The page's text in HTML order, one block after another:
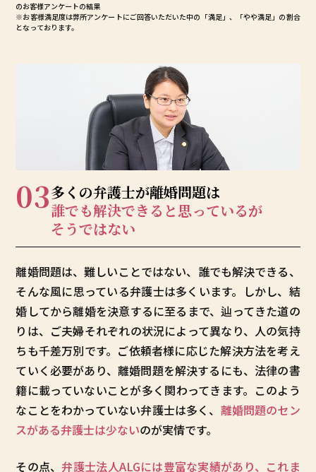
のお客様アンケートの結果
※お客様満足度は弊所アンケートにご回答いただいた中の「満足」、「やや満足」の割合
となっております。
03多くの弁護士が離婚問題は
誰でも解決できると思っているが
そうではない
離婚問題は、難しいことではない、誰でも解決できる、
そんな風に思っている弁護士は多くいます。しかし、結
婚してから離婚を決意するに至るまで、辿ってきた道の
りは、ご夫婦それぞれの状況によって異なり、人の気持
ちも千差万別です。ご依頼者様に応じた解決方法を考え
ていく必要があり、離婚問題を解決するにも、法律の書
籍に載っていないことが多く関わってきます。このよう
なことをわかっていない弁護士は多く、 離婚問題のセン
スがある弁護士は少ないのが実情です。
その点、弁護士法人ALGには豊富な実績があり、これま